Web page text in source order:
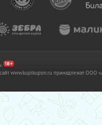
www.kupikupon.ru принадлежат